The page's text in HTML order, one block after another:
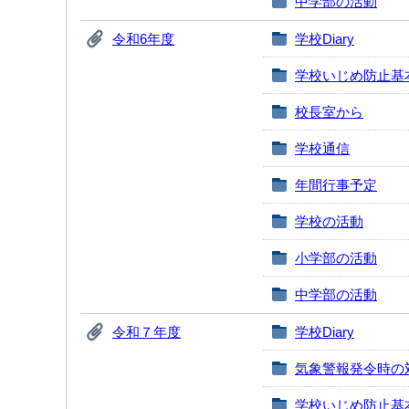
令和6年度 学校Diary
学校いじめ防止基
校長室から
学校通信
年間行事予定
学校の活動
小学部の活動
中学部の活動
令和７年度 学校Diary
気象警報発令時の
学校いじめ防止基